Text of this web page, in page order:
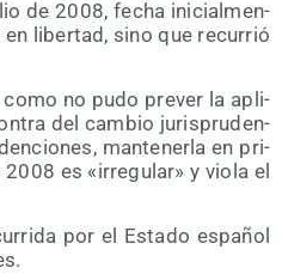
de 2008, fecha ini­cial­men­
liber­tad, sino que recu­rrió
no pudo pre­ver la apli­
del cam­bio juris­pru­den­
man­te­ner­la en pri­
es «irre­gu­lar» y vio­la el
por el Esta­do espa­ñol